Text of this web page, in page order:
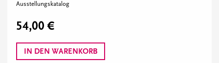
Ausstellungskatalog
54,00 €
IN DEN WARENKORB